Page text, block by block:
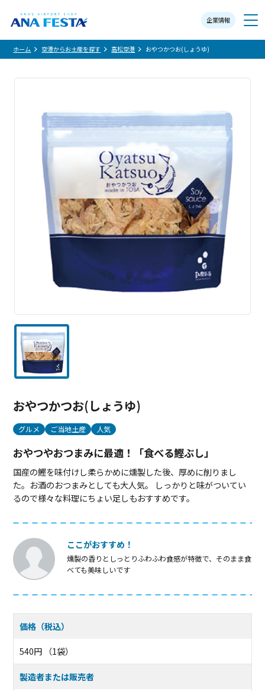
企業情報
メニュー
ホーム 空港からお土産を探す 高松空港 おやつかつお(しょうゆ)
おやつかつお(しょうゆ)
グルメ ご当地土産 人気
おやつやおつまみに最適！「食べる鰹ぶし」
国産の鰹を味付けし柔らかめに燻製した後、厚めに削りまし
た。お酒のおつまみとしても大人気。 しっかりと味がついてい
るので様々な料理にちょい足しもおすすめです。
ここがおすすめ！
燻製の香りとしっとりふわふわ食感が特徴で、そのまま食
べても美味しいです
価格（税込）
540円 （1袋）
製造者または販売者